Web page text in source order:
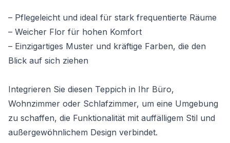
– Pflegeleicht und ideal für stark frequentierte Räume
– Weicher Flor für hohen Komfort
– Einzigartiges Muster und kräftige Farben, die den
Blick auf sich ziehen
Integrieren Sie diesen Teppich in Ihr Büro,
Wohnzimmer oder Schlafzimmer, um eine Umgebung
zu schaffen, die Funktionalität mit auffälligem Stil und
außergewöhnlichem Design verbindet.